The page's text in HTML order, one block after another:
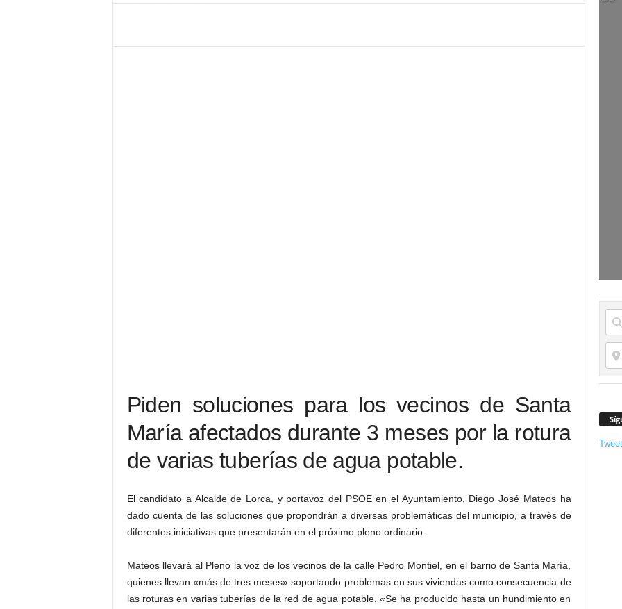
Piden soluciones para los vecinos de Santa
María afectados durante 3 meses por la rotura
de varias tuberías de agua potable.
El candidato a Alcalde de Lorca, y portavoz del PSOE en el Ayuntamiento, Diego José Mateos ha
dado cuenta de las soluciones que propondrán a diversas problemáticas del municipio, a través de
diferentes iniciativas que presentarán en el próximo pleno ordinario.
Mateos llevará al Pleno la voz de los vecinos de la calle Pedro Montiel, en el barrio de Santa María,
quienes llevan «más de tres meses» soportando problemas en sus viviendas como consecuencia de
las roturas en varias tuberías de la red de agua potable. «Se ha producido hasta un hundimiento en